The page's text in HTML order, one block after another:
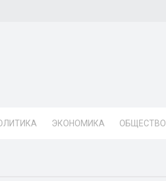
ЭКОНОМИКА ОБЩЕСТВО